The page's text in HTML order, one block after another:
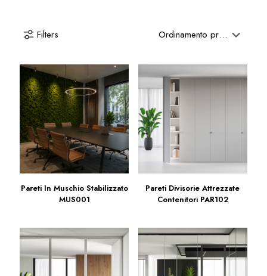
Filters
Pareti In Muschio Stabilizzato
MUS001
Pareti Divisorie Attrezzate
Contenitori PAR102